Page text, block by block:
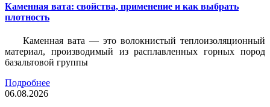
Каменная вата: свойства, применение и как выбрать
плотность
Каменная вата — это волокнистый теплоизоляционный
материал, производимый из расплавленных горных пород
базальтовой группы
Подробнее
06.08.2026